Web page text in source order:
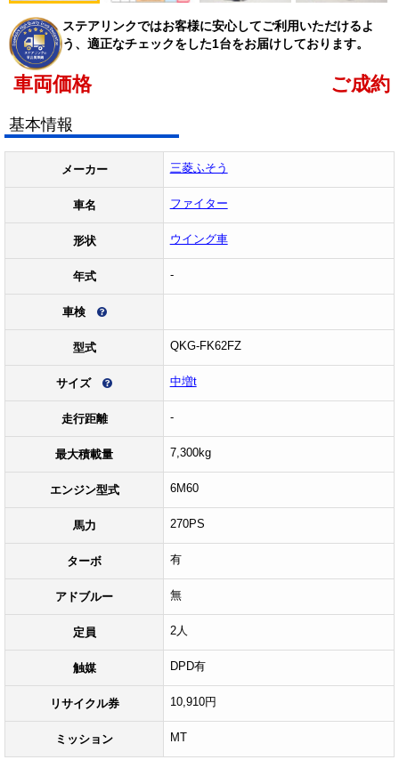
ステアリンクではお客様に安心してご利用いただけるよ
う、適正なチェックをした1台をお届けしております。
車両価格 ご成約
基本情報
メーカー 三菱ふそう
車名 ファイター
形状 ウイング車
年式 -
車検
型式 QKG-FK62FZ
サイズ 中増t
走行距離 -
最大積載量 7,300kg
エンジン型式 6M60
馬力 270PS
ターボ 有
アドブルー 無
定員 2人
触媒 DPD有
リサイクル券 10,910円
ミッション MT